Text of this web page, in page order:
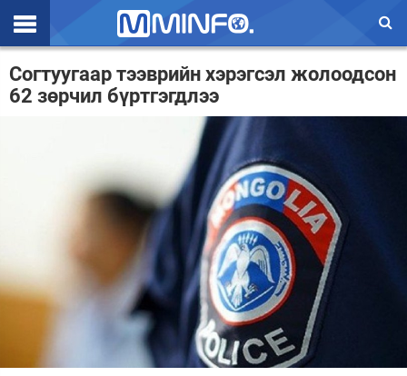
Эхлэл
Цаг агаар
Спорт
Согтуугаар тээврийн хэрэгсэл жолоодсон
62 зөрчил бүртгэгдлээ